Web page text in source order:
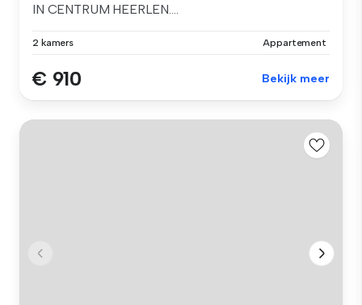
IN CENTRUM HEERLEN....
2 kamers Appartement
€ 910 Bekijk meer